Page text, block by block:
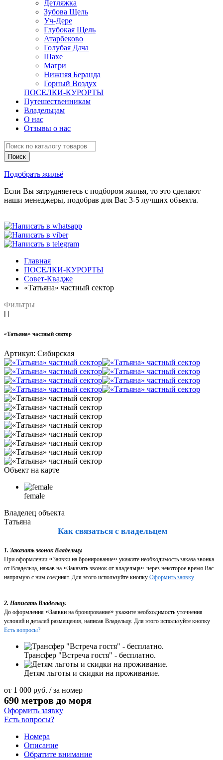
Детляжка
Зубова Щель
Уч-Дере
Глубокая Щель
Атарбеково
Голубая Дача
Шахе
Магри
Нижняя Беранда
Горный Воздух
ПОСЕЛКИ-КУРОРТЫ
Путешественникам
Владельцам
О нас
Отзывы о нас
Подобрать жильё
Если Вы затрудняетесь с подбором жилья, то это сделают
наши менеджеры, подобрав для Вас 3-5 лучших объекта.
Главная
ПОСЕЛКИ-КУРОРТЫ
Совет-Квадже
«Татьяна» частный сектор
Фильтры
[]
«Татьяна» частный сектор
Артикул: Сибирская
Объект на карте
female
Владелец объекта
Татьяна
Как связаться с владельцем
1. Заказать звонок Владельцу.
При оформлении «Заявки на бронирование» укажите необходимость заказа звонка
от Владельца, нажав на «Заказать звонок от владельца» через некоторое время Вас
напрямую с ним соединят. Для этого используйте кнопку Оформить заявку
2. Написать Владельцу.
До оформления «Заявки на бронирование» укажите необходимость уточнения
условий и деталей размещения, написав Владельцу. Для этого используйте кнопку
Есть вопросы?
Трансфер "Встреча гостя" - бесплатно.
Детям льготы и скидки на проживание.
от 1 000 руб. / за номер
690 метров до моря
Оформить заявку
Есть вопросы?
Номера
Описание
Обратите внимание